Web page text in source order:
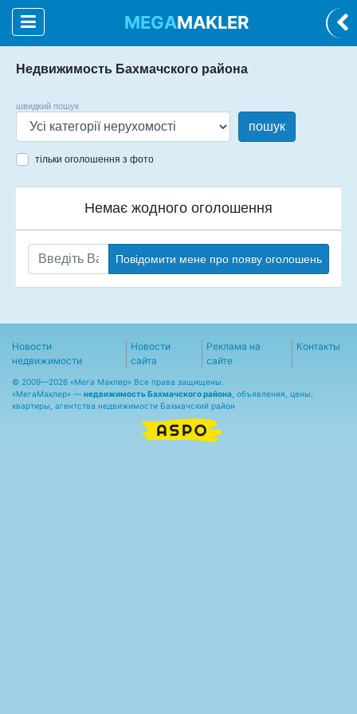
MEGAMAKLER
Недвижимость Бахмачского района
швидкий пошук
пошук
тільки оголошення з фото
Немає жодного оголошення
Повідомити мене про появу оголошень
Новости
недвижимости
Новости
сайта
Реклама на
сайте
Контакты
© 2009—2026 «Мега Маклер» Все права защищены.
«МегаМаклер» — недвижимость Бахмачского района , объявления, цены,
квартиры, агентства недвижимости Бахмачский район